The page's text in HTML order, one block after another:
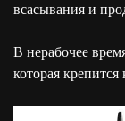
всасывания и
В нерабочее
которая крепится